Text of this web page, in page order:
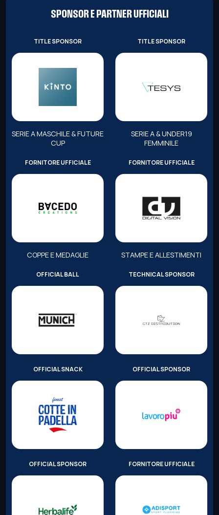
SPONSOR E PARTNER UFFICIALI
TITLE SPONSOR
SERIE A MASCHILE & FUTURE
CUP
TITLE SPONSOR
SERIE A & UNDER19
FEMMINILE
FORNITORE UFFICIALE
COPPE E MEDAGLIE
FORNITORE UFFICIALE
STAMPE E ALLESTIMENTI
OFFICIAL BALL TECHNICAL SPONSOR
OFFICIAL SNACK OFFICIAL SPONSOR
OFFICIAL SPONSOR FORNITORE UFFICIALE